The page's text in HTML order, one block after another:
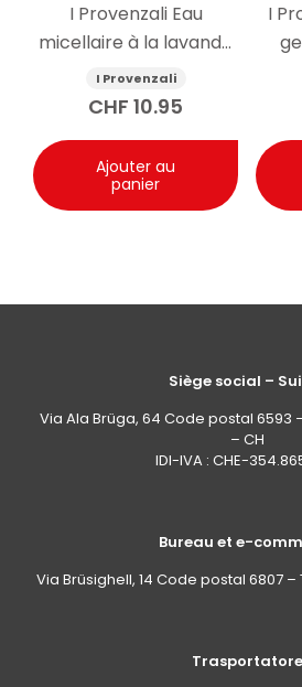
I Provenzali Eau
micellaire à la lavande
bio 400ml
I Provenzali
CHF 10.95
Ajouter au
panier
I
Siège social –
Via Ala Brüga, 64 Code postal 6593
– CH
IDI-IVA : CHE-
Bureau et e-
Via Brüsighell, 14 Code postal 6807 –
Trasportatore